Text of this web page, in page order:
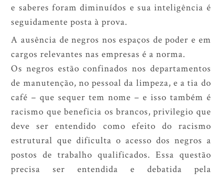
e saberes foram diminuídos e sua inteligência é
seguidamente posta à prova.
A ausência de negros nos espaços de poder e em
cargos relevantes nas empresas é a norma.
Os negros estão confinados nos departamentos
de manutenção, no pessoal da limpeza, e a tia do
café – que sequer tem nome – e isso também é
racismo que beneficia os brancos, privilegio que
deve ser entendido como efeito do racismo
estrutural que dificulta o acesso dos negros a
postos de trabalho qualificados. Essa questão
precisa ser entendida e debatida pela